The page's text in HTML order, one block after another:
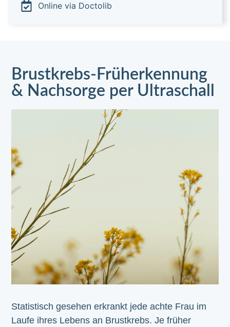
Online via Doctolib
Brustkrebs-Früherkennung
& Nachsorge per Ultraschall
Statistisch gesehen erkrankt jede achte Frau im
Laufe ihres Lebens an Brustkrebs. Je früher